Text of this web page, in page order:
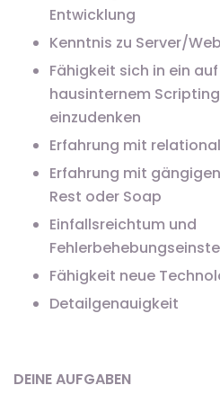
Entwicklung
Kenntnis zu Server/
Fähigkeit sich in ein
hausinternem
einzudenken
Erfahrung mit
Erfahrung mit
Rest oder Soap
Einfallsreichtum und
Fähigkeit neue
Detailgenauigkeit
DEINE AUFGABEN